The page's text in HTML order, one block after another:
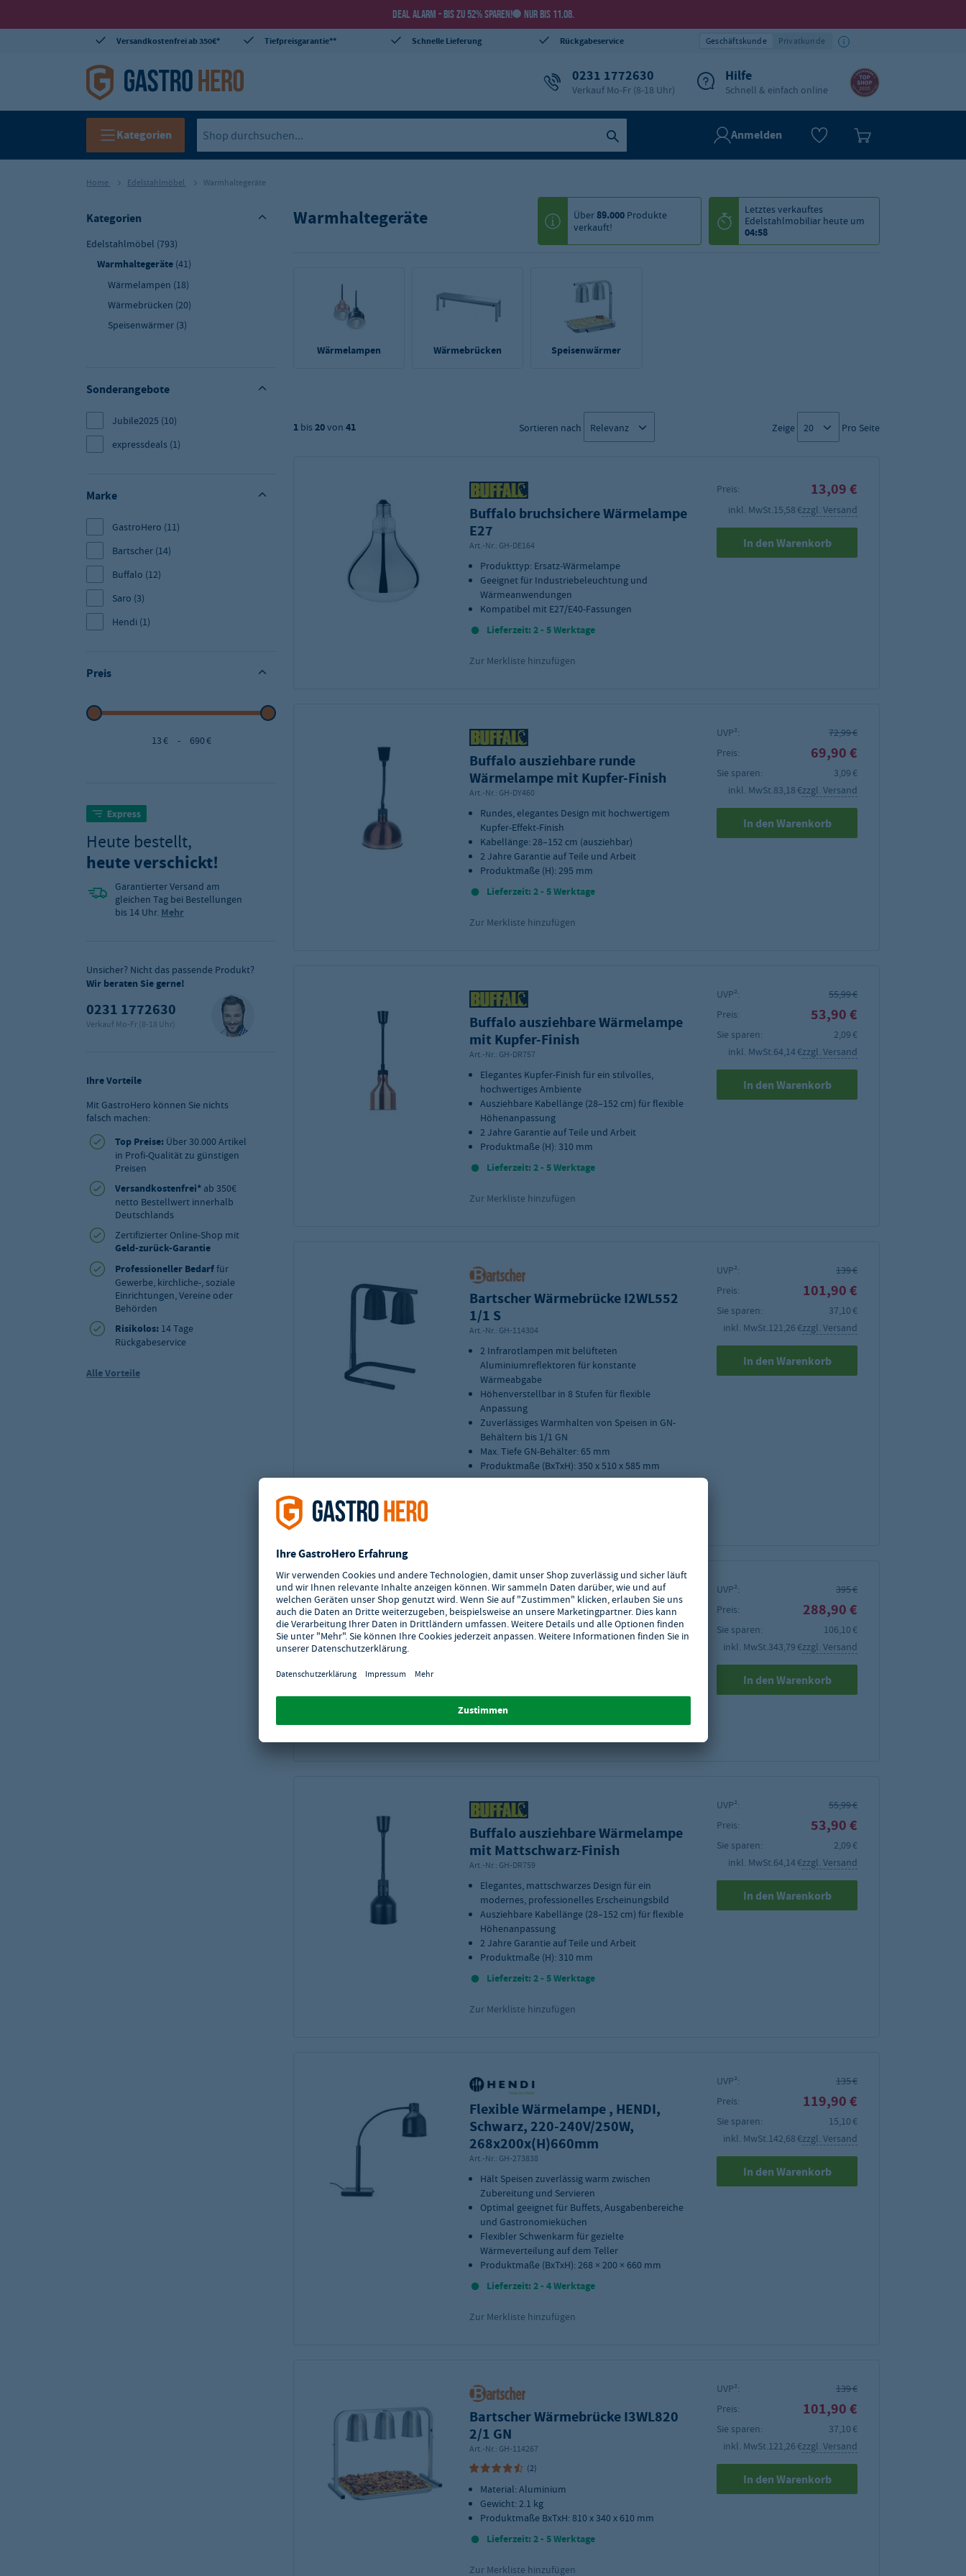
DEAL ALARM - BIS ZU 52% SPAREN! NUR BIS 11.08.
Versandkostenfrei ab 350€* Tiefpreisgarantie** Schnelle Lieferung Rückgabeservice Geschäftskunde Privatkunde
0231 1772630
Verkauf Mo-Fr (8-18 Uhr)
Hilfe
Schnell & einfach online
Kategorien Anmelden
Home Edelstahlmöbel Warmhaltegeräte
Kategorien
Edelstahlmöbel (793)
Warmhaltegeräte (41)
Wärmelampen (18)
Wärmebrücken (20)
Speisenwärmer (3)
Sonderangebote
Jubile2025 (10)
expressdeals (1)
Marke
GastroHero (11)
Bartscher (14)
Buffalo (12)
Saro (3)
Hendi (1)
Preis
13 € - 690 €
Heute bestellt,
heute verschickt!
Garantierter Versand am
gleichen Tag bei Bestellungen
bis 14 Uhr. Mehr
Unsicher? Nicht das passende Produkt?
Wir beraten Sie gerne!
0231 1772630
Verkauf Mo-Fr (8-18 Uhr)
Ihre Vorteile
Mit GastroHero können Sie nichts
falsch machen:
Top Preise: Über 30.000 Artikel
in Profi-Qualität zu günstigen
Preisen
Versandkostenfrei* ab 350€
netto Bestellwert innerhalb
Deutschlands
Zertifizierter Online-Shop mit
Geld-zurück-Garantie
Professioneller Bedarffür
Gewerbe, kirchliche-, soziale
Einrichtungen, Vereine oder
Behörden
Risikolos: 14 Tage
Rückgabeservice
Alle Vorteile
Warmhaltegeräte Über89.000Produkte
verkauft!
Letztes verkauftes
Edelstahlmobiliar heute um
04:58
Wärmelampen Wärmebrücken Speisenwärmer
1 bis20von 41 Sortieren nach Zeige Pro Seite
Buffalo bruchsichere Wärmelampe
E27
Art.-Nr.: GH-DE164
Produkttyp: Ersatz-Wärmelampe
Geeignet für Industriebeleuchtung und
Wärmeanwendungen
Kompatibel mit E27/E40-Fassungen
Lieferzeit: 2 - 5 Werktage
Zur Merkliste hinzufügen
Preis: 13,09 €
inkl. MwSt.15,58 €zzgl. Versand
In den Warenkorb
Buffalo ausziehbare runde
Wärmelampe mit Kupfer-Finish
Art.-Nr.: GH-DY460
Rundes, elegantes Design mit hochwertigem
Kupfer-Effekt-Finish
Kabellänge: 28–152 cm (ausziehbar)
2 Jahre Garantie auf Teile und Arbeit
Produktmaße (H): 295 mm
Lieferzeit: 2 - 5 Werktage
Zur Merkliste hinzufügen
UVP²:
72,99 €
Preis:
69,90 €
Sie sparen:
3,09 €
inkl. MwSt.83,18 €zzgl. Versand
In den Warenkorb
Buffalo ausziehbare Wärmelampe
mit Kupfer-Finish
Art.-Nr.: GH-DR757
Elegantes Kupfer-Finish für ein stilvolles,
hochwertiges Ambiente
Ausziehbare Kabellänge (28–152 cm) für flexible
Höhenanpassung
2 Jahre Garantie auf Teile und Arbeit
Produktmaße (H): 310 mm
Lieferzeit: 2 - 5 Werktage
Zur Merkliste hinzufügen
UVP²:
55,99 €
Preis:
53,90 €
Sie sparen:
2,09 €
inkl. MwSt.64,14 €zzgl. Versand
In den Warenkorb
Bartscher Wärmebrücke I2WL552
1/1 S
Art.-Nr.: GH-114304
2 Infrarotlampen mit belüfteten
Aluminiumreflektoren für konstante
Wärmeabgabe
Höhenverstellbar in 8 Stufen für flexible
Anpassung
Zuverlässiges Warmhalten von Speisen in GN-
Behältern bis 1/1 GN
Max. Tiefe GN-Behälter: 65 mm
Produktmaße (BxTxH): 350 x 510 x 585 mm
UVP²:
139 €
Preis:
101,90 €
Sie sparen:
37,10 €
inkl. MwSt.121,26 €zzgl. Versand
In den Warenkorb
Wärmebrücke IHR1730
Art.-Nr.:GH-114006
UVP²:
395 €
Preis:
288,90 €
Sie sparen:
106,10 €
inkl. MwSt.343,79 €zzgl. Versand
In den Warenkorb
Buffalo ausziehbare Wärmelampe
mit Mattschwarz-Finish
Art.-Nr.: GH-DR759
Elegantes, mattschwarzes Design für ein
modernes, professionelles Erscheinungsbild
Ausziehbare Kabellänge (28–152 cm) für flexible
Höhenanpassung
2 Jahre Garantie auf Teile und Arbeit
Produktmaße (H): 310 mm
Lieferzeit: 2 - 5 Werktage
Zur Merkliste hinzufügen
UVP²:
55,99 €
Preis:
53,90 €
Sie sparen:
2,09 €
inkl. MwSt.64,14 €zzgl. Versand
In den Warenkorb
Flexible Wärmelampe , HENDI,
Schwarz, 220-240V/250W,
268x200x(H)660mm
Art.-Nr.: GH-273838
Hält Speisen zuverlässig warm zwischen
Zubereitung und Servieren
Optimal geeignet für Buffets, Ausgabenbereiche
und Gastronomieküchen
Flexibler Schwenkarm für gezielte
Wärmeverteilung auf dem Teller
Produktmaße (BxTxH): 268 × 200 × 660 mm
Lieferzeit: 2 - 4 Werktage
Zur Merkliste hinzufügen
UVP²:
135 €
Preis:
119,90 €
Sie sparen:
15,10 €
inkl. MwSt.142,68 €zzgl. Versand
In den Warenkorb
Bartscher Wärmebrücke I3WL820
2/1 GN
Art.-Nr.: GH-114267
(2)
Material: Aluminium
Gewicht: 2.1 kg
Produktmaße BxTxH: 810 x 340 x 610 mm
Lieferzeit: 2 - 5 Werktage
Zur Merkliste hinzufügen
UVP²:
139 €
Preis:
101,90 €
Sie sparen:
37,10 €
inkl. MwSt.121,26 €zzgl. Versand
In den Warenkorb